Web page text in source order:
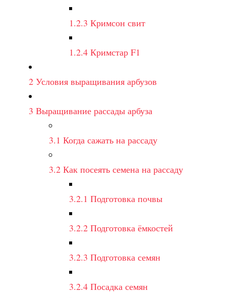
1.2.3 Кримсон свит
1.2.4 Кримстар F1
2 Условия выращивания арбузов
3 Выращивание рассады арбуза
3.1 Когда сажать на рассаду
3.2 Как посеять семена на рассаду
3.2.1 Подготовка почвы
3.2.2 Подготовка ёмкостей
3.2.3 Подготовка семян
3.2.4 Посадка семян